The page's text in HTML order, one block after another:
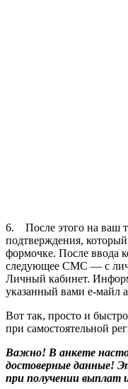
6. После этого на ваш
подтверждения,
формочке. После ввода
следующее СМС — с
Личный кабинет.
указанный вами е-майл
Вот так, просто и
при самостоятельной
Важно! В анкете
достоверные данные!
при получении выплат